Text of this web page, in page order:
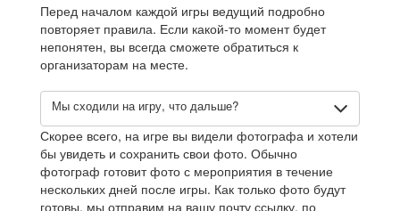
Перед началом каждой игры ведущий подробно
повторяет правила. Если какой-то момент будет
непонятен, вы всегда сможете обратиться к
организаторам на месте.
Мы сходили на игру, что дальше?
Скорее всего, на игре вы видели фотографа и хотели
бы увидеть и сохранить свои фото. Обычно
фотограф готовит фото с мероприятия в течение
нескольких дней после игры. Как только фото будут
готовы, мы отправим на вашу почту ссылку, по